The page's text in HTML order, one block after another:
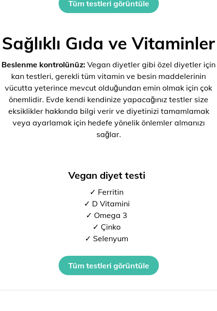
Tüm testleri görüntüle
Sağlıklı Gıda ve Vitaminler
Beslenme kontrolünüz: Vegan diyetler gibi özel diyetler için
kan testleri, gerekli tüm vitamin ve besin maddelerinin
vücutta yeterince mevcut olduğundan emin olmak için çok
önemlidir. Evde kendi kendinize yapacağınız testler size
eksiklikler hakkında bilgi verir ve diyetinizi tamamlamak
veya ayarlamak için hedefe yönelik önlemler almanızı
sağlar.
Vegan diyet testi
✓ Ferritin
✓ D Vitamini
✓ Omega 3
✓ Çinko
✓ Selenyum
Tüm testleri görüntüle